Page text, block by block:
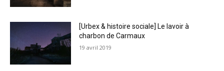
[Urbex & histoire sociale] Le lavoir à
charbon de Carmaux
19 avril 2019